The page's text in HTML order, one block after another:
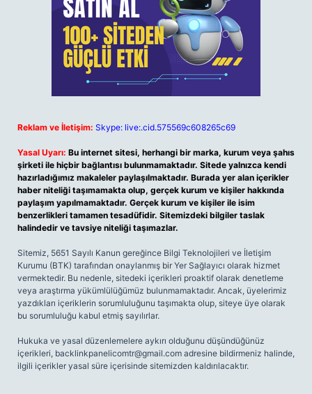
Reklam ve İletişim: Skype: live:.cid.575569c608265c69
Yasal Uyarı: Bu internet sitesi, herhangi bir marka, kurum veya şahıs
şirketi ile hiçbir bağlantısı bulunmamaktadır. Sitede yalnızca kendi
hazırladığımız makaleler paylaşılmaktadır. Burada yer alan içerikler
haber niteliği taşımamakta olup, gerçek kurum ve kişiler hakkında
paylaşım yapılmamaktadır. Gerçek kurum ve kişiler ile isim
benzerlikleri tamamen tesadüfidir. Sitemizdeki bilgiler taslak
halindedir ve tavsiye niteliği taşımazlar.
Sitemiz, 5651 Sayılı Kanun gereğince Bilgi Teknolojileri ve İletişim
Kurumu (BTK) tarafından onaylanmış bir Yer Sağlayıcı olarak hizmet
vermektedir. Bu nedenle, sitedeki içerikleri proaktif olarak denetleme
veya araştırma yükümlülüğümüz bulunmamaktadır. Ancak, üyelerimiz
yazdıkları içeriklerin sorumluluğunu taşımakta olup, siteye üye olarak
bu sorumluluğu kabul etmiş sayılırlar.
Hukuka ve yasal düzenlemelere aykırı olduğunu düşündüğünüz
içerikleri, backlinkpanelicomtr@gmail.com adresine bildirmeniz halinde,
ilgili içerikler yasal süre içerisinde sitemizden kaldırılacaktır.